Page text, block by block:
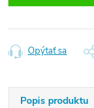
Opýtať sa
Popis produktu